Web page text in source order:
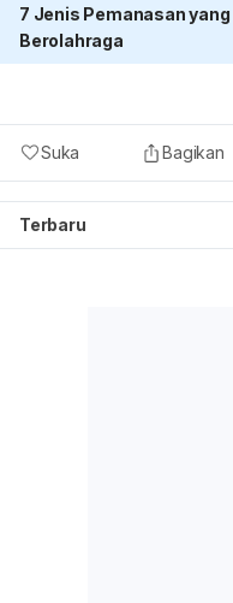
7 Jenis Pemanasan
Berolahraga
Suka Bagikan
Terbaru